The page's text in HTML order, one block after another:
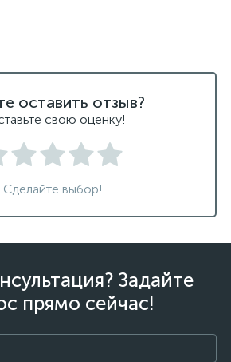
оставить отзыв?
свою оценку!
Сделайте выбор!
Задайте
прямо сейчас!